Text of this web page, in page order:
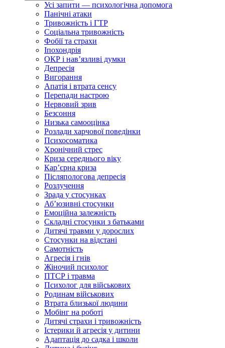
Усі запити — психологічна допомога
Панічні атаки
Тривожність і ГТР
Соціальна тривожність
Фобії та страхи
Іпохондрія
ОКР і навʼязливі думки
Депресія
Вигорання
Апатія і втрата сенсу
Перепади настрою
Нервовий зрив
Безсоння
Низька самооцінка
Розлади харчової поведінки
Психосоматика
Хронічний стрес
Криза середнього віку
Карʼєрна криза
Післяпологова депресія
Розлучення
Зрада у стосунках
Абʼюзивні стосунки
Емоційна залежність
Складні стосунки з батьками
Дитячі травми у дорослих
Стосунки на відстані
Самотність
Агресія і гнів
Жіночий психолог
ПТСР і травма
Психолог для військових
Родинам військових
Втрата близької людини
Мобінг на роботі
Дитячі страхи і тривожність
Істерики й агресія у дитини
Адаптація до садка і школи